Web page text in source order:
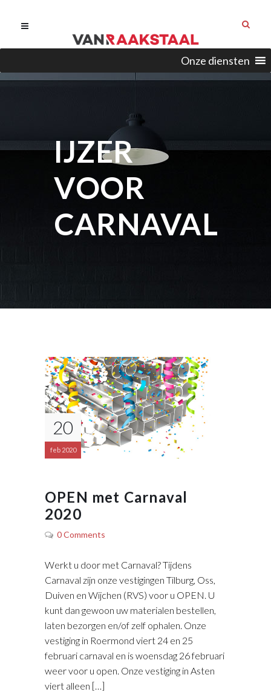
Onze diensten
IJZER
VOOR
CARNAVAL
20
feb 2020
OPEN met Carnaval
2020
0 Comments
Werkt u door met Carnaval? Tijdens
Carnaval zijn onze vestigingen Tilburg, Oss,
Duiven en Wijchen (RVS) voor u OPEN. U
kunt dan gewoon uw materialen bestellen,
laten bezorgen en/of zelf ophalen. Onze
vestiging in Roermond viert 24 en 25
februari carnaval en is woensdag 26 februari
weer voor u open. Onze vestiging in Asten
viert alleen […]